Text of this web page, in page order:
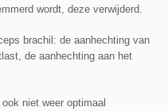
wordt, deze verwijderd.
brachil: de aanhechting van
de aanhechting aan het
niet weer optimaal